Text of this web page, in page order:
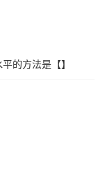
的方法是【】